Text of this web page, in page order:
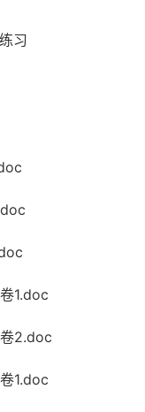
习
1.doc
2.doc
1.doc